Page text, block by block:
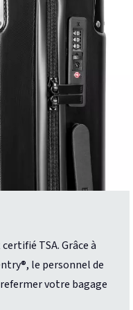
TSA. Grâce à
le personnel de
votre bagage